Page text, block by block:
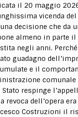
il 20 maggio
vicenda
una decisione che
almeno in parte
negli anni.
guadagno
e il
respinge
revoca dell’opera
Costruzioni il